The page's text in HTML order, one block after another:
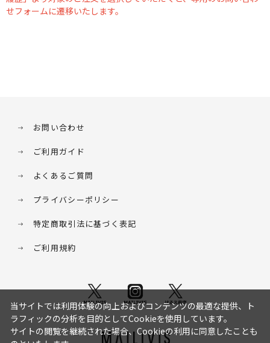
せフォームに遷移いたします。
お問い合わせ
ご利用ガイド
よくあるご質問
プライバシーポリシー
特定商取引法に基づく表記
ご利用規約
当サイトでは利用体験の向上およびコンテンツの最適な提供、ト
ラフィックの分析を目的としてCookieを使用しています。
サイトの閲覧を継続された場合、Cookieの利用に同意したことも